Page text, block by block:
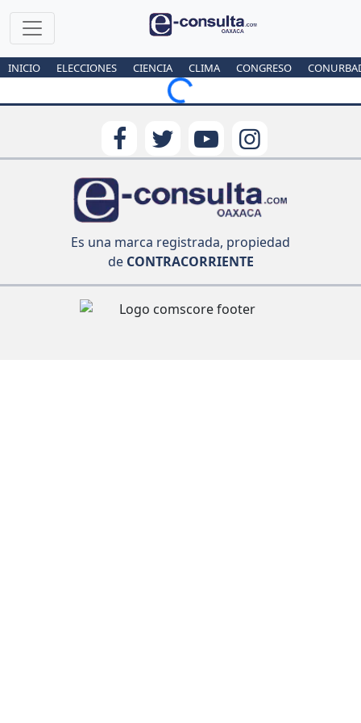
INICIO ELECCIONES CIENCIA CLIMA CONGRESO
Loading...
Es una marca registrada, propiedad
deCONTRACORRIENTE